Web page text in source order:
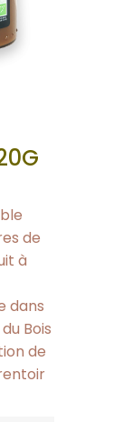
de
à
dans
Bois
de